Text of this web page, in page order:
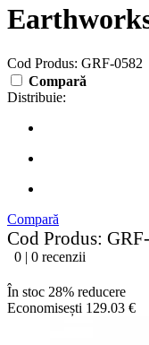
Cod Produs: GRF-0582
Compară
Distribuie:
Compară
Cod Produs:
0 | 0 recenzii
În stoc 28% reducere
Economisești 129.03 €